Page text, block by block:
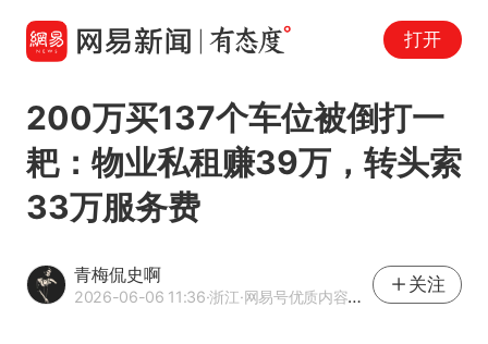
打开
200万买137个车位被倒打一
耙：物业私租赚39万，转头索
33万服务费
青梅侃史啊
2026-06-06 11:36·浙江·网易号优质内容创作者
关注